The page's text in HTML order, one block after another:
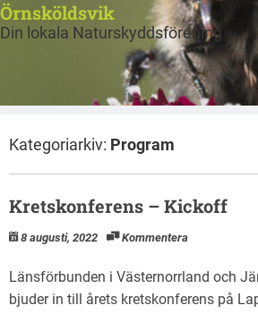
Örnsköldsvik
Din lokala Naturskyddsförening
Kategoriarkiv: Program
Kretskonferens – Kickoff
8 augusti, 2022 Kommentera
Länsförbunden i Västernorrland och
bjuder in till årets kretskonferens på